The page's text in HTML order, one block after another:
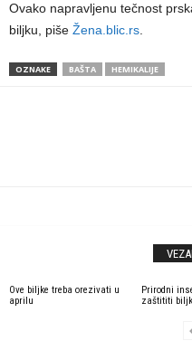
Ovako napravljenu tečnost
biljku, piše Žena.blic.rs.
OZNAKE BAŠTA HEMIKALIJE
Ove biljke treba orezivati u
aprilu
Prirodni
zaštititi